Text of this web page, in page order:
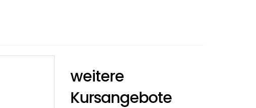
weitere
Kursangebote